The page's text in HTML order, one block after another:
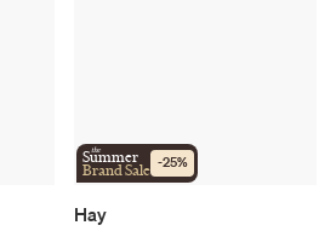
the
Summer
Brand Sale -25%
Hay